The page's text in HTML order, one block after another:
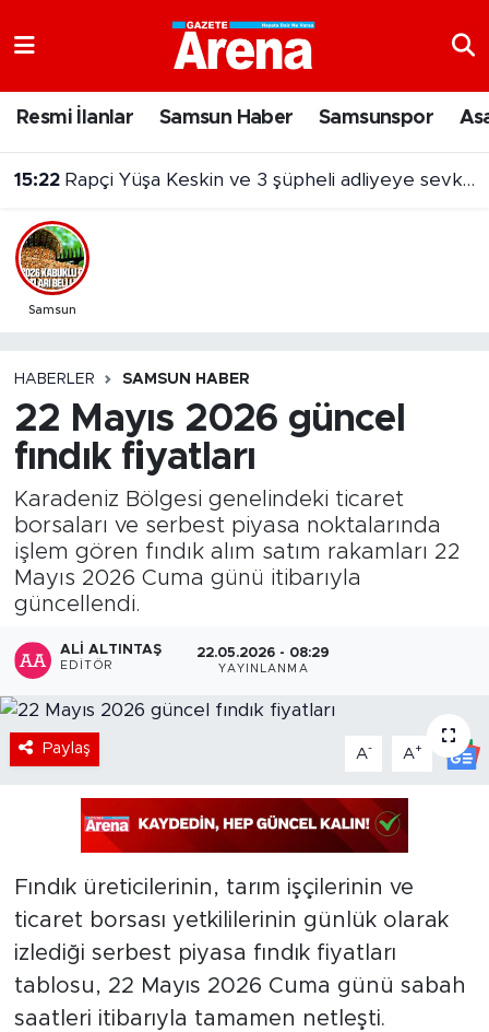
Resmi İlanlar Samsun Haber Samsunspor
Rapçi Yüşa Keskin ve 3 şüpheli adliyeye sevk edildi
14:48 Canik'te "Haydi Güle Oynaya Camiye Gel" Projesine yoğun ilgi
Samsun
HABERLER SAMSUN HABER
22 Mayıs 2026 güncel
fındık fiyatları
Karadeniz Bölgesi genelindeki ticaret
borsaları ve serbest piyasa noktalarında
işlem gören fındık alım satım rakamları 22
Mayıs 2026 Cuma günü itibarıyla
güncellendi.
ALI ALTINTAŞ
EDITÖR
22.05.2026 - 08:29
YAYINLANMA
Paylaş A- A+
Fındık üreticilerinin, tarım işçilerinin ve
ticaret borsası yetkililerinin günlük olarak
izlediği serbest piyasa fındık fiyatları
tablosu, 22 Mayıs 2026 Cuma günü sabah
saatleri itibarıyla tamamen netleşti.
Samsun Namaz Vakitleri
Trafik Durumu
Süper Lig Puan Durumu ve Fikstür
Son Dakika Haberleri
Haber Arşivi